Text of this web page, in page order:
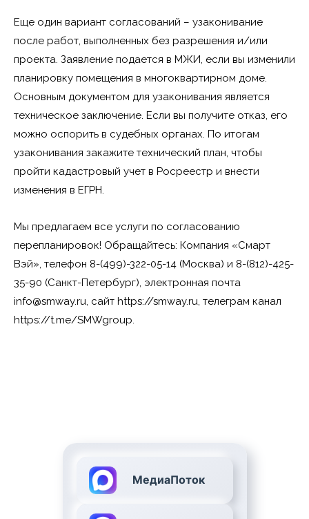
Еще один вариант согласований – узаконивание
после работ, выполненных без разрешения и/или
проекта. Заявление подается в МЖИ, если вы изменили
планировку помещения в многоквартирном доме.
Основным документом для узаконивания является
техническое заключение. Если вы получите отказ, его
можно оспорить в судебных органах. По итогам
узаконивания закажите технический план, чтобы
пройти кадастровый учет в Росреестр и внести
изменения в ЕГРН.
Мы предлагаем все услуги по согласованию
перепланировок! Обращайтесь: Компания «Смарт
Вэй», телефон 8-(499)-322-05-14 (Москва) и 8-(812)-425-
35-90 (Санкт-Петербург), электронная почта
info@smway.ru, сайт https://smway.ru, телеграм канал
https://t.me/SMWgroup.
МедиаПоток